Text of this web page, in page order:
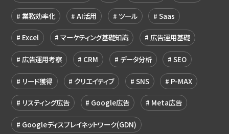
業務効率化 AI活用 ツール Saas
Excel マーケティング基礎知識 広告運用基礎
広告運用考察 CRM データ分析 SEO
リード獲得 クリエイティブ SNS P-MAX
リスティング広告 Google広告 Meta広告
Googleディスプレイネットワーク(GDN)